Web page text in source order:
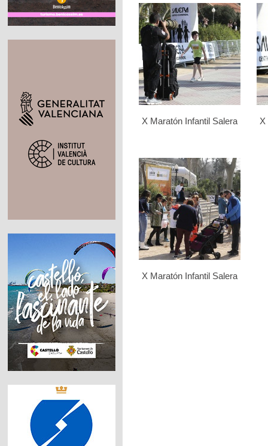
X Maratón Infantil Salera X
X Maratón Infantil Salera